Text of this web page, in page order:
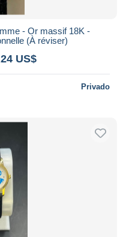
- Or massif 18K -
(À réviser)
US$
Privado